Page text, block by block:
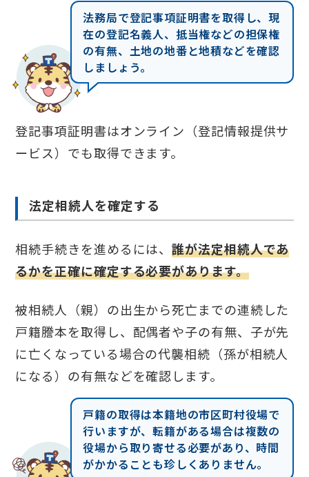
法務局で登記事項証明書を取得し、現
在の登記名義人、抵当権などの担保権
の有無、土地の地番と地積などを確認
しましょう。
登記事項証明書はオンライン（登記情報提供サ
ービス）でも取得できます。
法定相続人を確定する
相続手続きを進めるには、誰が法定相続人であ
るかを正確に確定する必要があります。
被相続人（親）の出生から死亡までの連続した
戸籍謄本を取得し、配偶者や子の有無、子が先
に亡くなっている場合の代襲相続（孫が相続人
になる）の有無などを確認します。
戸籍の取得は本籍地の市区町村役場で
行いますが、転籍がある場合は複数の
役場から取り寄せる必要があり、時間
がかかることも珍しくありません。